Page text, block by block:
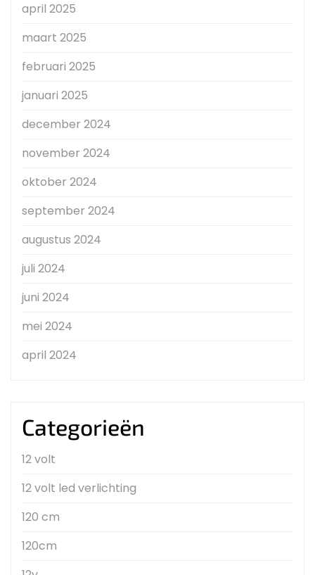
april 2025
maart 2025
februari 2025
januari 2025
december 2024
november 2024
oktober 2024
september 2024
augustus 2024
juli 2024
juni 2024
mei 2024
april 2024
Categorieën
12 volt
12 volt led verlichting
120 cm
120cm